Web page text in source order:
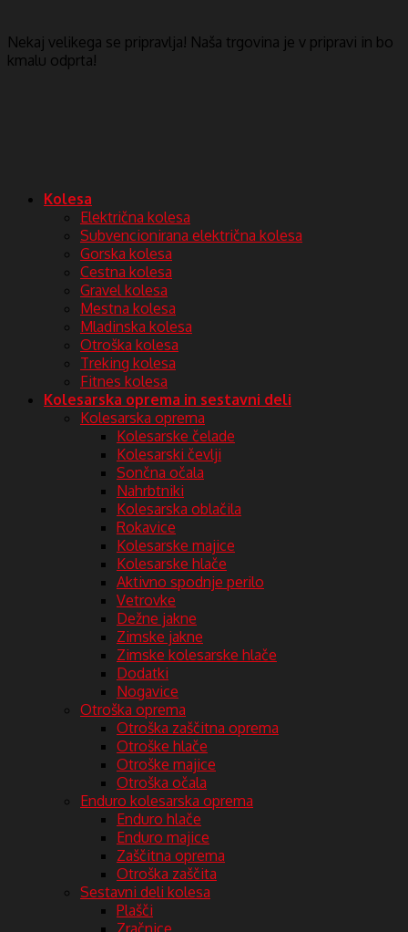
Nekaj ​​velikega se pripravlja! Naša trgovina je v pripravi in ​​bo
kmalu odprta!
Kolesa
Električna kolesa
Subvencionirana električna kolesa
Gorska kolesa
Cestna kolesa
Gravel kolesa
Mestna kolesa
Mladinska kolesa
Otroška kolesa
Treking kolesa
Fitnes kolesa
Kolesarska oprema in sestavni deli
Kolesarska oprema
Kolesarske čelade
Kolesarski čevlji
Sončna očala
Nahrbtniki
Kolesarska oblačila
Rokavice
Kolesarske majice
Kolesarske hlače
Aktivno spodnje perilo
Vetrovke
Dežne jakne
Zimske jakne
Zimske kolesarske hlače
Dodatki
Nogavice
Otroška oprema
Otroška zaščitna oprema
Otroške hlače
Otroške majice
Otroška očala
Enduro kolesarska oprema
Enduro hlače
Enduro majice
Zaščitna oprema
Otroška zaščita
Sestavni deli kolesa
Plašči
Zračnice